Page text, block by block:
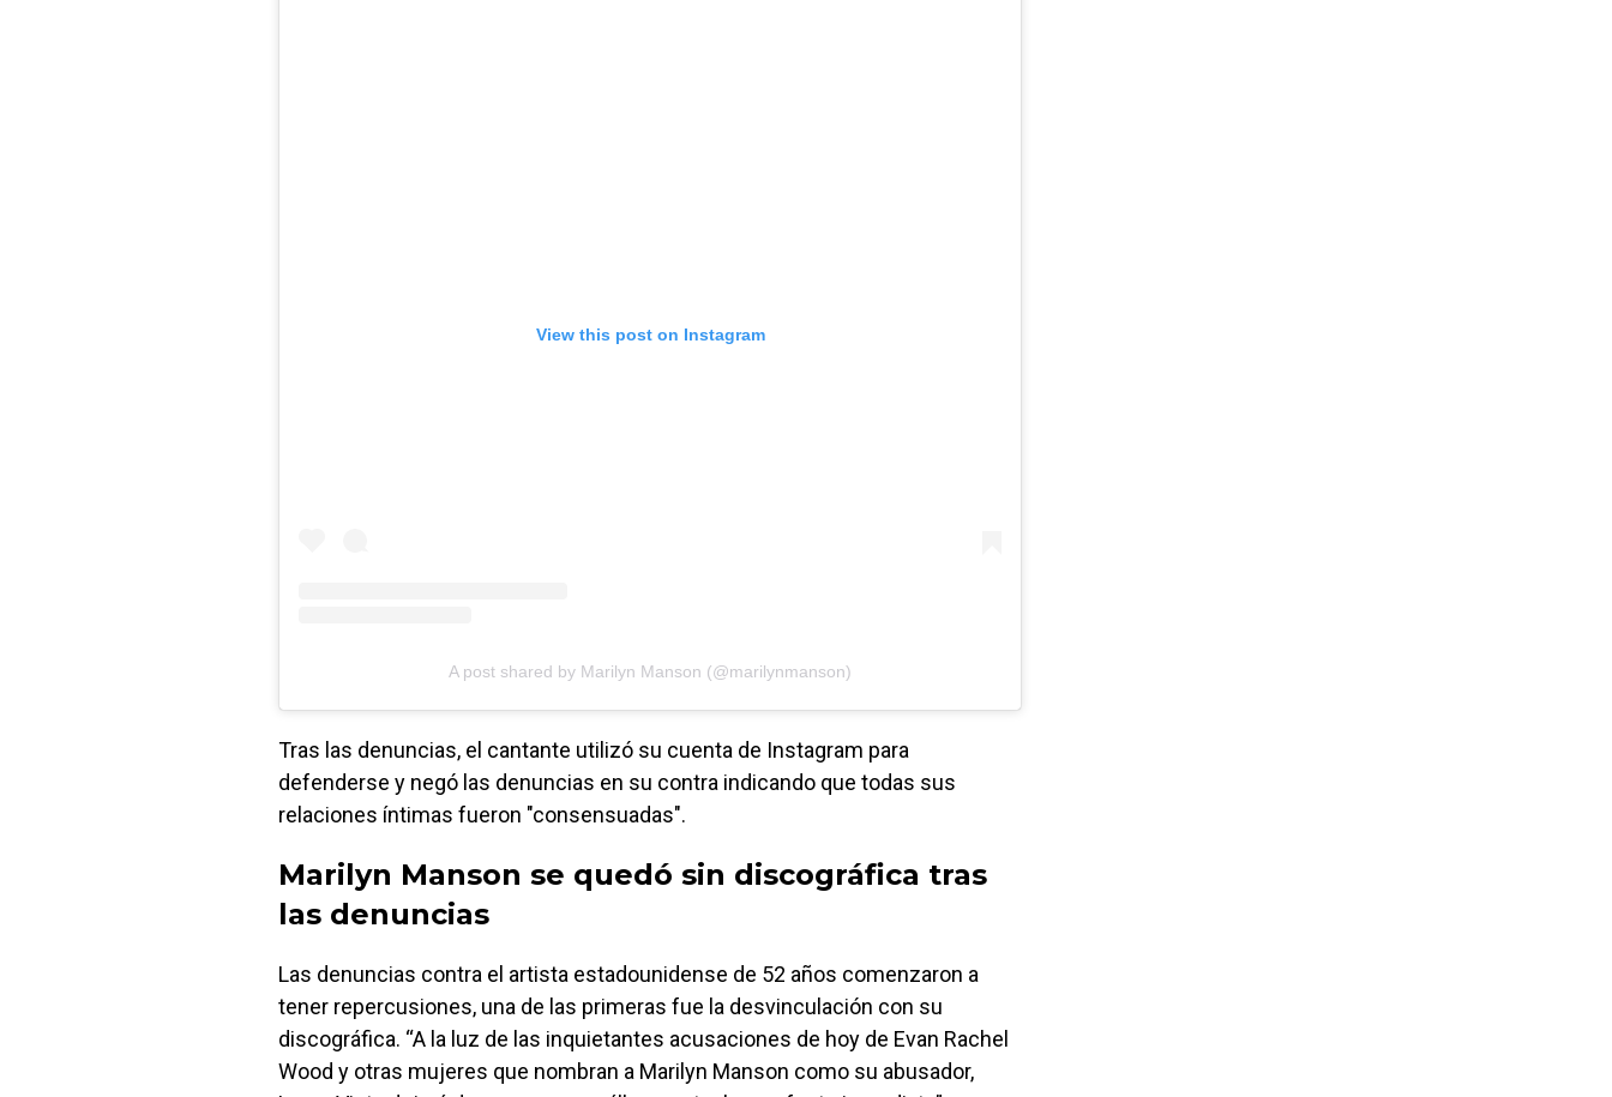
View this post on Instagram
A post shared by Marilyn Manson (@marilynmanson)
Tras las denuncias, el cantante utilizó su cuenta de Instagram para
defenderse y negó las denuncias en su contra indicando que todas sus
relaciones íntimas fueron "consensuadas".
Marilyn Manson se quedó sin discográfica tras
las denuncias
Las denuncias contra el artista estadounidense de 52 años comenzaron a
tener repercusiones, una de las primeras fue la desvinculación con su
discográfica. “A la luz de las inquietantes acusaciones de hoy de Evan Rachel
Wood y otras mujeres que nombran a Marilyn Manson como su abusador,